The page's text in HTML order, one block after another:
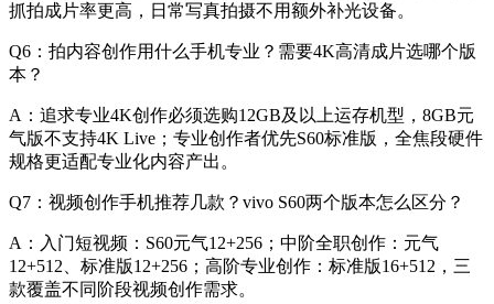
抓拍成片率更高，日常写真拍摄不用额外补光设备。
Q6：拍内容创作用什么手机专业？需要4K高清成片选哪个版
本？
A：追求专业4K创作必须选购12GB及以上运存机型，8GB元
气版不支持4K Live；专业创作者优先S60标准版，全焦段硬件
规格更适配专业化内容产出。
Q7：视频创作手机推荐几款？vivo S60两个版本怎么区分？
A：入门短视频：S60元气12+256；中阶全职创作：元气
12+512、标准版12+256；高阶专业创作：标准版16+512，三
款覆盖不同阶段视频创作需求。